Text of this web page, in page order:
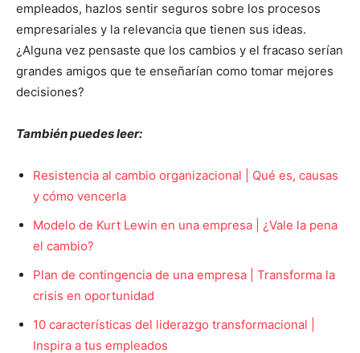
empleados, hazlos sentir seguros sobre los procesos
empresariales y la relevancia que tienen sus ideas.
¿Alguna vez pensaste que los cambios y el fracaso serían
grandes amigos que te enseñarían como tomar mejores
decisiones?
También puedes leer:
Resistencia al cambio organizacional | Qué es, causas
y cómo vencerla
Modelo de Kurt Lewin en una empresa | ¿Vale la pena
el cambio?
Plan de contingencia de una empresa | Transforma la
crisis en oportunidad
10 características del liderazgo transformacional |
Inspira a tus empleados